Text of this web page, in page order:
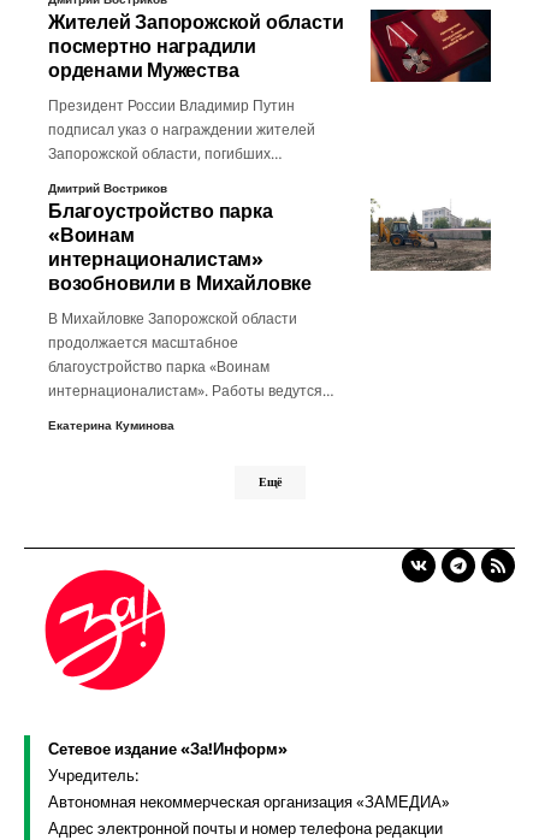
Жителей Запорожской области
посмертно наградили
орденами Мужества
Президент России Владимир Путин
подписал указ о награждении жителей
Запорожской области, погибших…
Дмитрий Востриков
Благоустройство парка
«Воинам
интернационалистам»
возобновили в Михайловке
В Михайловке Запорожской области
продолжается масштабное
благоустройство парка «Воинам
интернационалистам». Работы ведутся…
Екатерина Куминова
Ещё
Сетевое издание «За!Информ»
Учредитель:
Автономная некоммерческая организация «ЗАМЕДИА»
Адрес электронной почты и номер телефона редакции